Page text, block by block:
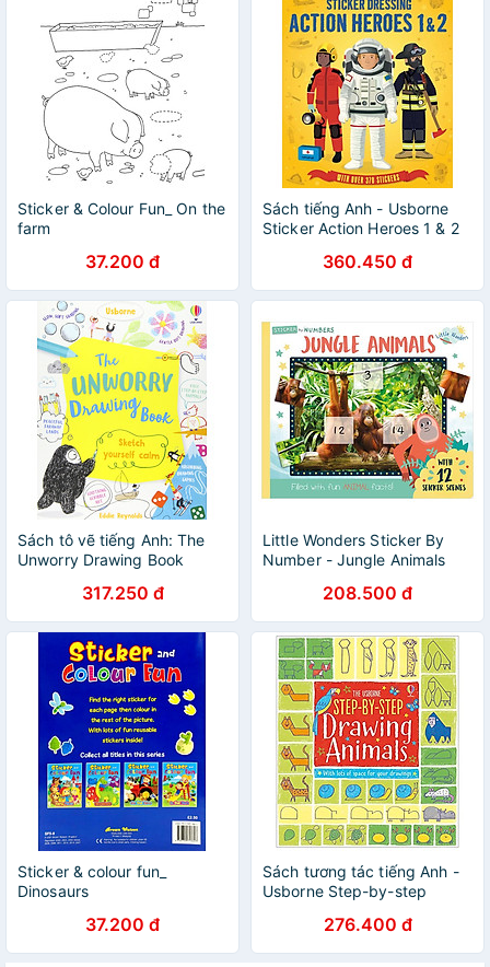
Sticker & Colour Fun_ On the
farm
37.200 đ
Sách tiếng Anh - Usborne
Sticker Action Heroes 1 & 2
360.450 đ
Sách tô vẽ tiếng Anh: The
Unworry Drawing Book
317.250 đ
Little Wonders Sticker By
Number - Jungle Animals
208.500 đ
Sticker & colour fun_
Dinosaurs
37.200 đ
Sách tương tác tiếng Anh -
Usborne Step-by-step
276.400 đ